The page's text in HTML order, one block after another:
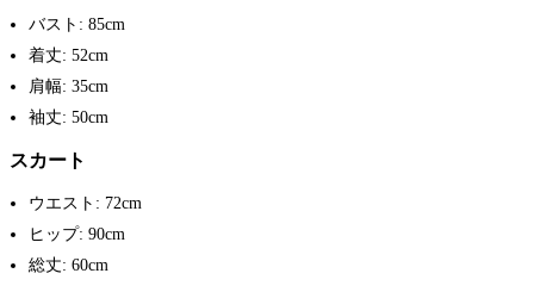
バスト: 85cm
着丈: 52cm
肩幅: 35cm
袖丈: 50cm
スカート
ウエスト: 72cm
ヒップ: 90cm
総丈: 60cm